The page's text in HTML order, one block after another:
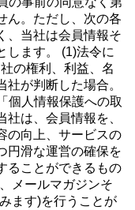
ん。ただし、次の各
、当社は会員情報そ
します。 (1)法令に
の権利、利益、名
が判断した場合。
個人情報保護への取
は、会員情報を、
の向上、サービスの
円滑な運営の確保を
ることができるもの
メールマガジンそ
ます)を行うことが